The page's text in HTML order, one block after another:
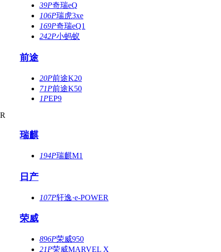
39P奇瑞eQ
106P瑞虎3xe
169P奇瑞eQ1
242P小蚂蚁
前途
20P前途K20
71P前途K50
1PEP9
R
瑞麒
194P瑞麒M1
日产
107P轩逸·e-POWER
荣威
896P荣威950
21P荣威MARVEL X